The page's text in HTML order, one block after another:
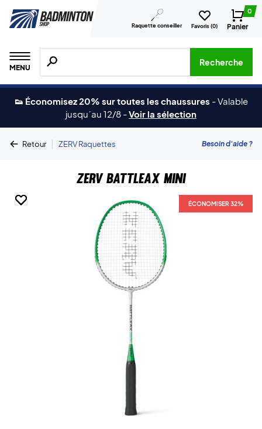
Raquette conseiller Favoris (0)
0
Panier
MENU
Recherche de produits, de marques, etc.
Recherche
👟 Économisez 20% sur toutes les chaussures -Valable
jusqu´au 12/8 -Voir la sélection
Retour | ZERV Raquettes Besoin d'aide ?
ZERV Battleax Mini
ÉCONOMISER 32%
ÉCONOMISER 32%
ÉCONOMISER 32%
ÉCONOMISER 32%